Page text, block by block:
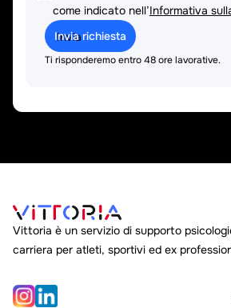
come indicato nell’Informativa
Invia richiesta
Ti risponderemo entro 48 ore lavorative.
Vittoria è un servizio di supporto
carriera per atleti, sportivi ed ex